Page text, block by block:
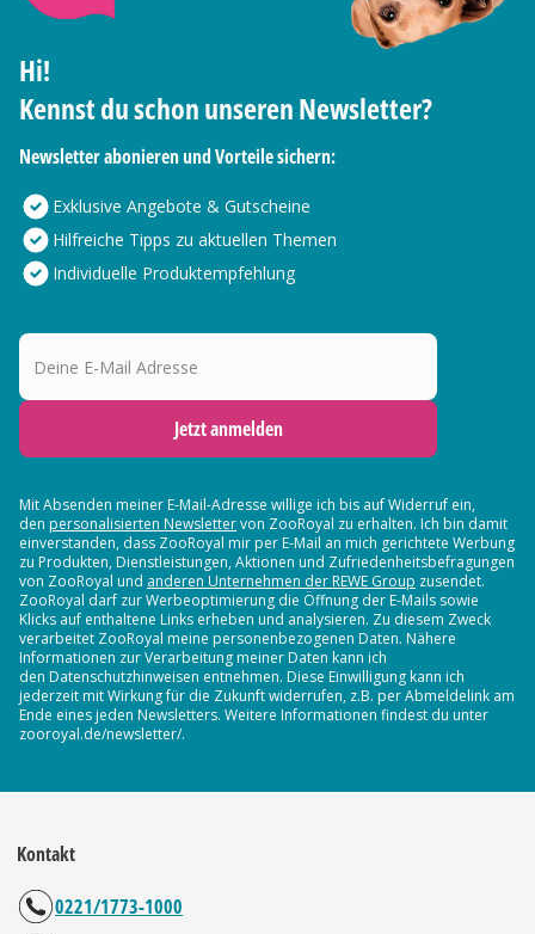
Hi!
Kennst du schon unseren Newsletter?
Newsletter abonieren und Vorteile sichern:
Exklusive Angebote & Gutscheine
Hilfreiche Tipps zu aktuellen Themen
Individuelle Produktempfehlung
Deine E-Mail Adresse
Jetzt anmelden
Mit Absenden meiner E-Mail-Adresse willige ich bis auf Widerruf ein,
den personalisierten Newslettervon ZooRoyal zu erhalten. Ich bin damit
einverstanden, dass ZooRoyal mir per E-Mail an mich gerichtete Werbung
zu Produkten, Dienstleistungen, Aktionen und Zufriedenheitsbefragungen
von ZooRoyal und anderen Unternehmen der REWE Group zusendet.
ZooRoyal darf zur Werbeoptimierung die Öffnung der E-Mails sowie
Klicks auf enthaltene Links erheben und analysieren. Zu diesem Zweck
verarbeitet ZooRoyal meine personenbezogenen Daten. Nähere
Informationen zur Verarbeitung meiner Daten kann ich
den Datenschutzhinweisen entnehmen. Diese Einwilligung kann ich
jederzeit mit Wirkung für die Zukunft widerrufen, z.B. per Abmeldelink am
Ende eines jeden Newsletters. Weitere Informationen findest du unter
zooroyal.de/newsletter/.
Kontakt
0221/1773-1000